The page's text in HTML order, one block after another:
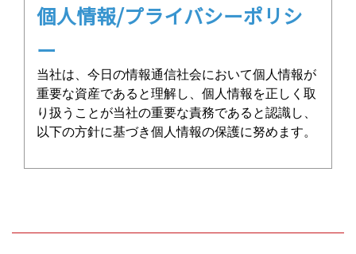
個人情報/プライバシーポリシ
ー
当社は、今日の情報通信社会において個人情報が
重要な資産であると理解し、個人情報を正しく取
り扱うことが当社の重要な責務であると認識し、
以下の方針に基づき個人情報の保護に努めます。
律の尊守